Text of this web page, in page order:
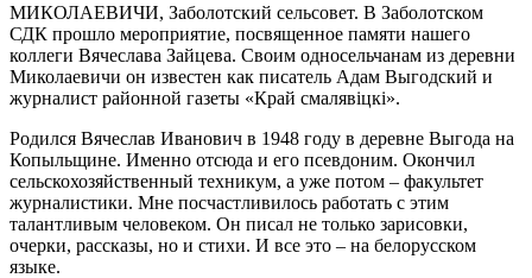
МИКОЛАЕВИЧИ, Заболотский сельсовет. В Заболотском
СДК прошло мероприятие, посвященное памяти нашего
коллеги Вячеслава Зайцева. Своим односельчанам из деревни
Миколаевичи он известен как писатель Адам Выгодский и
журналист районной газеты «Край смалявіцкі».
Родился Вячеслав Иванович в 1948 году в деревне Выгода на
Копыльщине. Именно отсюда и его псевдоним. Окончил
сельскохозяйственный техникум, а уже потом – факультет
журналистики. Мне посчастливилось работать с этим
талантливым человеком. Он писал не только зарисовки,
очерки, рассказы, но и стихи. И все это – на белорусском
языке.